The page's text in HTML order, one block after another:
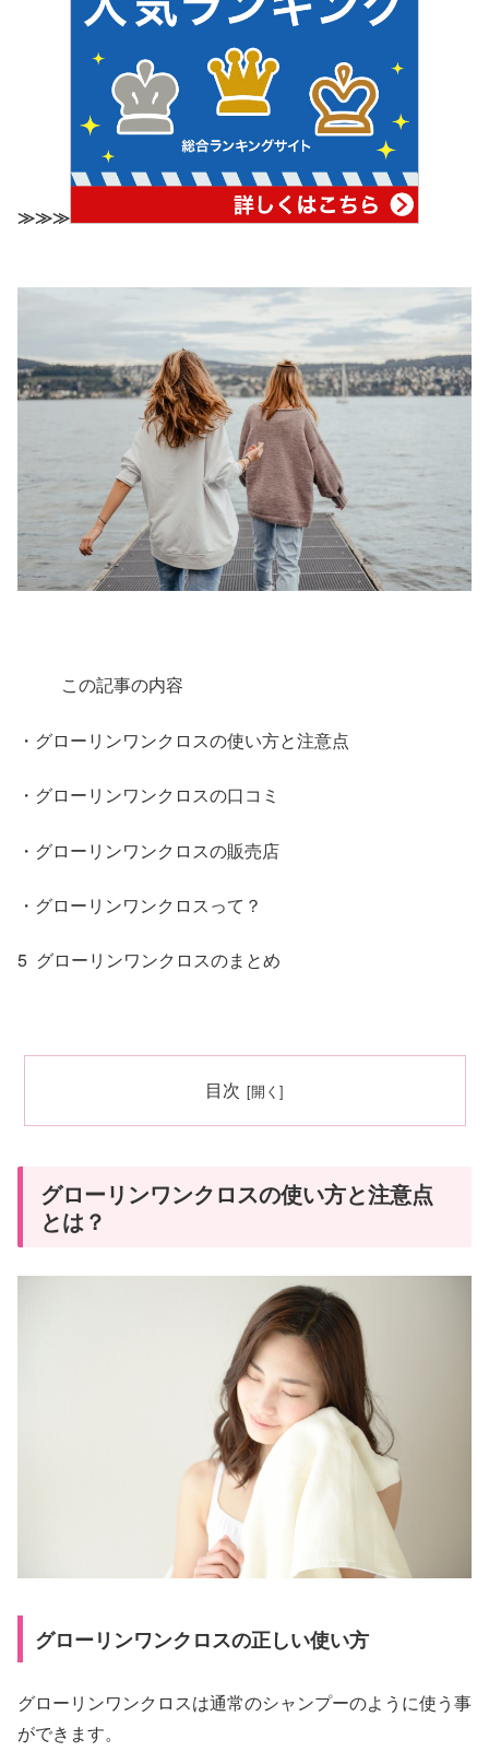
≫≫≫
この記事の内容
・グローリンワンクロスの使い方と注意点
・グローリンワンクロスの口コミ
・グローリンワンクロスの販売店
・グローリンワンクロスって？
5 グローリンワンクロスのまとめ
目次
グローリンワンクロスの使い方と注意点
とは？
グローリンワンクロスの正しい使い方
グローリンワンクロスは通常のシャンプーのように使う事
ができます。